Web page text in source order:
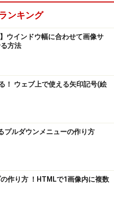
ンキング
ウインドウ幅に合わせて画像サ
方法
！ ウェブ上で使える矢印記号(絵
プルダウンメニューの作り方
作り方 ！HTMLで1画像内に複数